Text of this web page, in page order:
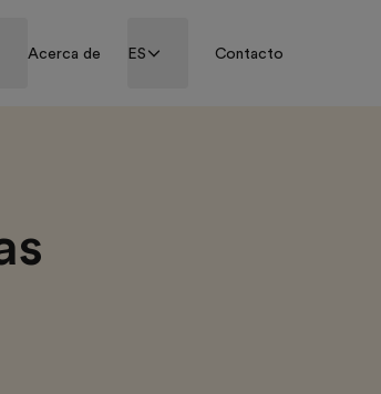
Acerca de ES Contacto